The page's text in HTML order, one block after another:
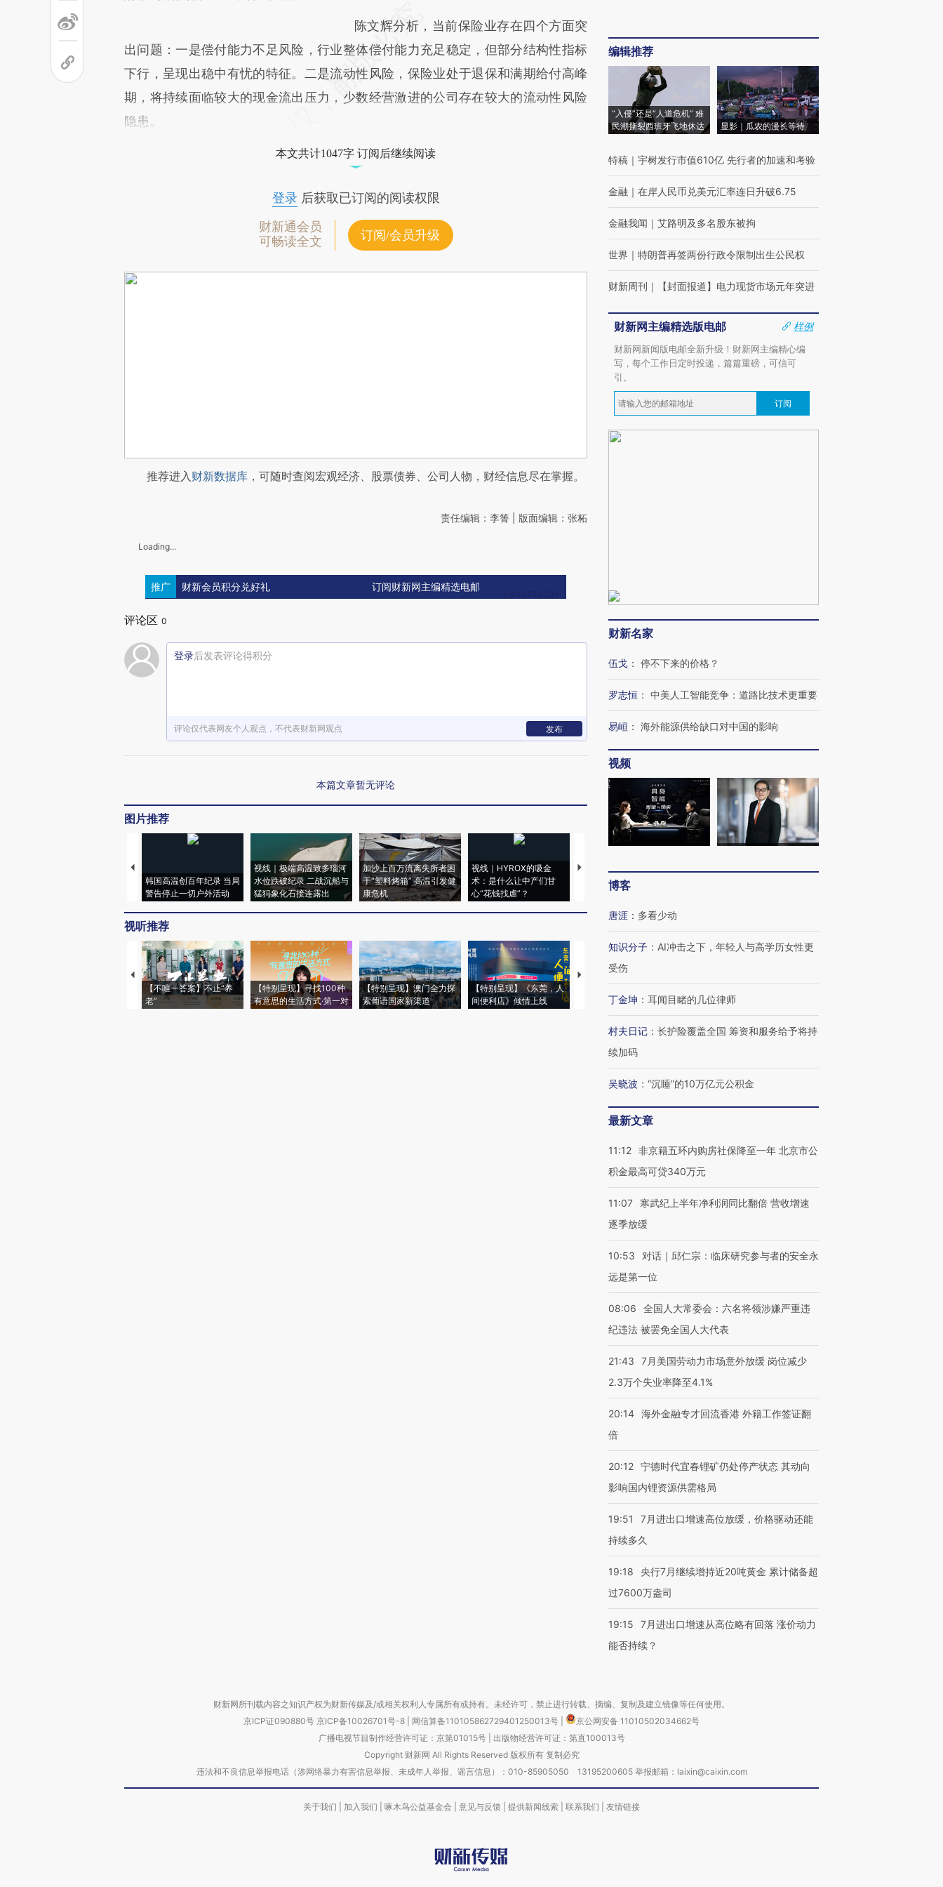
陈文辉分析，当前保险业存在四个方面突
出问题：一是偿付能力不足风险，行业整体偿付能力充足稳定，但部分结构性指标
下行，呈现出稳中有忧的特征。二是流动性风险，保险业处于退保和满期给付高峰
期，将持续面临较大的现金流出压力，少数经营激进的公司存在较大的流动性风险
隐患。
本文共计1047字 订阅后继续阅读
登录后获取已订阅的阅读权限
财新通会员
可畅读全文
订阅/会员升级
推荐进入财新数据库 ，可随时查阅宏观经济、股票债券、公司人物，财经信息尽在掌握。
责任编辑：李箐 | 版面编辑：张柘
Loading...
推广 财新会员积分兑好礼 订阅财新网主编精选电邮
评论区 0
登录后发表评论得积分
评论仅代表网友个人观点，不代表财新网观点 发布
本篇文章暂无评论
图片推荐
韩国高温创百年纪录 当局
警告停止一切户外活动
视线｜极端高温致多瑙河
水位跌破纪录 二战沉船与
猛犸象化石接连露出
加沙上百万流离失所者困
于“塑料烤箱” 高温引发健
康危机
视线｜HYROX的吸金
术：是什么让中产们甘
心“花钱找虐”？
马航飞行员跨国走私7万
粒摇头丸 尿检体内含3种
视听推荐
【不唯一答案】不止“养
老”
【特别呈现】寻找100种
有意思的生活方式·第一对
【特别呈现】澳门全力探
索葡语国家新渠道
【特别呈现】《东莞，人
间便利店》倾情上线
【推广】走进第四届链博
有意思的生活方式·第三对
编辑推荐
“入侵”还是“人道危机” 难
民潮撕裂西班牙飞地休达
显影｜瓜农的漫长等待
特稿 ｜ 宇树发行市值610亿 先行者的加速和考验
金融 ｜ 在岸人民币兑美元汇率连日升破6.75
金融我闻 ｜ 艾路明及多名股东被拘
世界 ｜ 特朗普再签两份行政令限制出生公民权
财新周刊 ｜ 【封面报道】电力现货市场元年突进
财新网主编精选版电邮
样例
财新网新闻版电邮全新升级！财新网主编精心编
写，每个工作日定时投递，篇篇重磅，可信可
引。
订阅
财新名家
伍戈 ： 停不下来的价格？
罗志恒 ： 中美人工智能竞争：道路比技术更重要
易峘 ： 海外能源供给缺口对中国的影响
视频
博客
唐涯 ： 多看少动
知识分子 ： AI冲击之下，年轻人与高学历女性更
受伤
丁金坤 ： 耳闻目睹的几位律师
村夫日记 ： 长护险覆盖全国 筹资和服务给予将持
续加码
吴晓波 ： “沉睡”的10万亿元公积金
最新文章
11:12 非京籍五环内购房社保降至一年 北京市公
积金最高可贷340万元
11:07
寒武纪上半年净利润同比翻倍 营收增速
逐季放缓
10:53
对话｜邱仁宗：临床研究参与者的安全永
远是第一位
08:06
全国人大常委会：六名将领涉嫌严重违
纪违法 被罢免全国人大代表
21:43
7月美国劳动力市场意外放缓 岗位减少
2.3万个失业率降至4.1%
20:14 海外金融专才回流香港 外籍工作签证翻
倍
20:12 宁德时代宜春锂矿仍处停产状态 其动向
影响国内锂资源供需格局
19:51
7月进出口增速高位放缓，价格驱动还能
持续多久
19:18
央行7月继续增持近20吨黄金 累计储备超
过7600万盎司
19:15
7月进出口增速从高位略有回落 涨价动力
能否持续？
财新网所刊载内容之知识产权为财新传媒及/或相关权利人专属所有或持有。未经许可，禁止进行转载、摘编、复制及建立镜像等任何使用。
京ICP证090880号 京ICP备10026701号-8 网信算备110105862729401250013号
京公网安备 11010502034662号
广播电视节目制作经营许可证：京第01015号| 出版物经营许可证：第直100013号
Copyright 财新网 All Rights Reserved 版权所有 复制必究
违法和不良信息举报电话（涉网络暴力有害信息举报、未成年人举报、谣言信息）：010-85905050 13195200605 举报邮箱：laixin@caixin.com
关于我们 加入我们 啄木鸟公益基金会 意见与反馈 提供新闻线索 联系我们 友情链接